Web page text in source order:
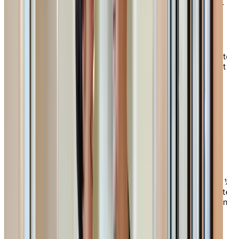
même le mail Cap-Rouge, vous permet d’accéder
surveillance et l’administration de la médication.
Les bons soins et le soutien de notre personnel
dévoué vous permettent de bénéficier de la
d’un appartement en milieu de vie autonome, tout
en profitant d’un soutien personnalisé.
Milieu de vie semi-
autonome Courts séjours et
convalescences
Les services proposés lors des courts séjours et
des convalescences sont les mêmes que pour le
milieu de vie autonome. Selon les disponibilités,
vous pouvez loger dans l’un des appartements 3
de notre résidence ou dans un studio situé à
de soins. Si votre situation et les
qui l’accompagnent le permettent, vous pouvez
vous adonner aux activités proposées par nos
programmes ainsi qu’à nos salles spécialement